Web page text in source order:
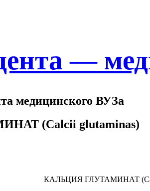
—
медицинского ВУЗа
(Calcii glutaminas)
КАЛЬЦИЯ ГЛУТАМИНАТ